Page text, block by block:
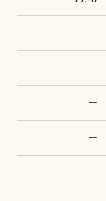
--
--
--
--